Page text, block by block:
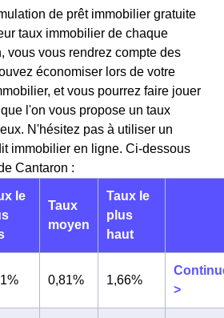
de prêt immobilier gratuite
taux immobilier de chaque
vous vous rendrez compte des
économiser lors de votre
et vous pourrez faire jouer
l'on vous propose un taux
N'hésitez pas à utiliser un
immobilier en ligne. Ci-dessous
Cantaron :
le
Taux
moyen
Taux le
plus
haut
0,81% 1,66%
>